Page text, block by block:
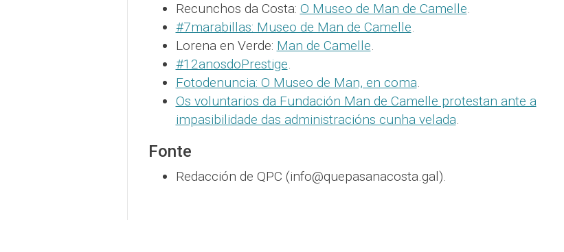
Recunchos da Costa: O Museo de Man de Camelle.
#7marabillas: Museo de Man de Camelle.
Lorena en Verde: Man de Camelle.
#12anosdoPrestige.
Fotodenuncia: O Museo de Man, en coma.
Os voluntarios da Fundación Man de Camelle protestan ante a
impasibilidade das administracións cunha velada.
Fonte
Redacción de QPC (info@quepasanacosta.gal).